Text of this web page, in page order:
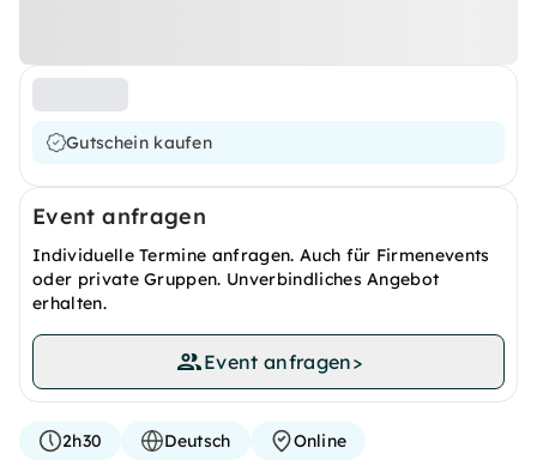
Gutschein kaufen
Event anfragen
Individuelle Termine anfragen. Auch für Firmenevents
oder private Gruppen. Unverbindliches Angebot
erhalten.
Event anfragen>
2h30 Deutsch Online